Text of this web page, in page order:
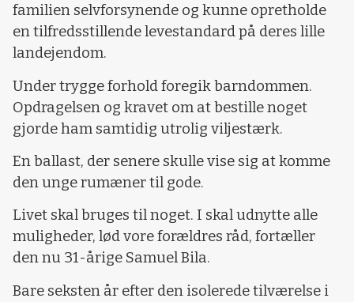
familien selvforsynende og kunne opretholde
en tilfredsstillende levestandard på deres lille
landejendom.
Under trygge forhold foregik barndommen.
Opdragelsen og kravet om at bestille noget
gjorde ham samtidig utrolig viljestærk.
En ballast, der senere skulle vise sig at komme
den unge rumæner til gode.
Livet skal bruges til noget. I skal udnytte alle
muligheder, lød vore forældres råd, fortæller
den nu 31-årige Samuel Bila.
Bare seksten år efter den isolerede tilværelse i